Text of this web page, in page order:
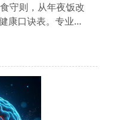
守则，从年夜饭改
康口诀表。专业医
忌。